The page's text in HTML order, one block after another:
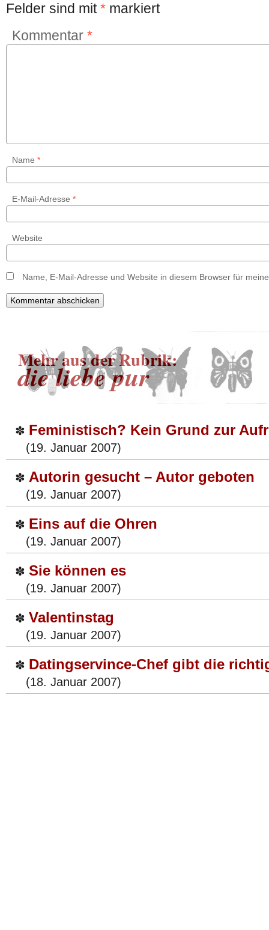
Felder sind mit* markiert
Kommentar *
Name *
E-Mail-Adresse *
Website
Name, E-Mail-Adresse und Website in diesem Browser für
Mehr aus der Rubrik:
die liebe pur
✽ Feministisch? Kein Grund zur
(19. Januar 2007)
✽ Autorin gesucht – Autor geboten
(19. Januar 2007)
✽ Eins auf die Ohren
(19. Januar 2007)
✽ Sie können es
(19. Januar 2007)
✽ Valentinstag
(19. Januar 2007)
✽ Datingservince-Chef gibt die
(18. Januar 2007)